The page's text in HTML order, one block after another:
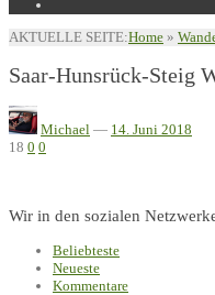
AKTUELLE SEITE:Home »
Saar-Hunsrück-Steig
Michael — 14. Juni 2018
18 0 0
Wir in den sozialen
Beliebteste
Neueste
Kommentare